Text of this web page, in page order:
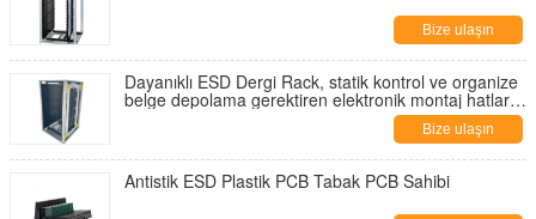
Bize ulaşın
Dayanıklı ESD Dergi Rack, statik kontrol ve organize
belge depolama gerektiren elektronik montaj hatları
Bize ulaşın
Antistik ESD Plastik PCB Tabak PCB Sahibi